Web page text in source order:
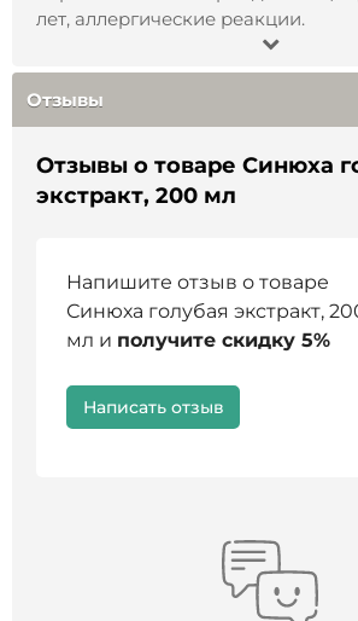
лет, аллергические реакции.
Отзывы
Отзывы о товаре Синюха
экстракт, 200 мл
Напишите отзыв о товаре
Синюха голубая экстракт,
мл и получите скидку 5%
Написать отзыв